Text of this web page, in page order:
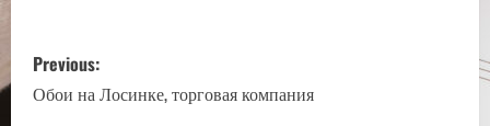
P
o
Previous:
Обои на Лосинке, торговая компания